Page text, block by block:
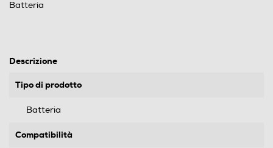
Batteria
Descrizione
Tipo di prodotto
Batteria
Compatibilità